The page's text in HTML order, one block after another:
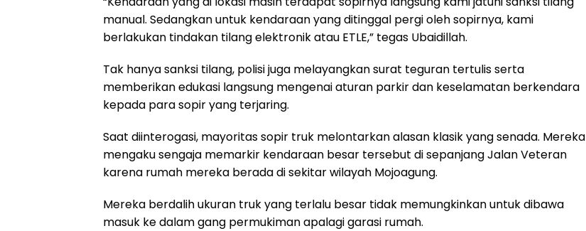
manual. Sedangkan untuk kendaraan yang ditinggal pergi oleh sopirnya, kami
berlakukan tindakan tilang elektronik atau ETLE,” tegas Ubaidillah.
Tak hanya sanksi tilang, polisi juga melayangkan surat teguran tertulis serta
memberikan edukasi langsung mengenai aturan parkir dan keselamatan berkendara
kepada para sopir yang terjaring.
Saat diinterogasi, mayoritas sopir truk melontarkan alasan klasik yang senada. Mereka
mengaku sengaja memarkir kendaraan besar tersebut di sepanjang Jalan Veteran
karena rumah mereka berada di sekitar wilayah Mojoagung.
Mereka berdalih ukuran truk yang terlalu besar tidak memungkinkan untuk dibawa
masuk ke dalam gang permukiman apalagi garasi rumah.